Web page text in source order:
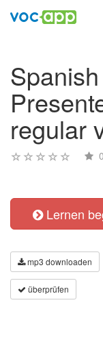
regular
0
Lernen
mp3 downloaden
überprüfen